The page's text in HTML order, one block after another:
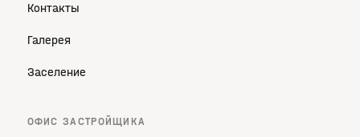
Контакты
Галерея
Заселение
ОФИС ЗАСТРОЙЩИКА